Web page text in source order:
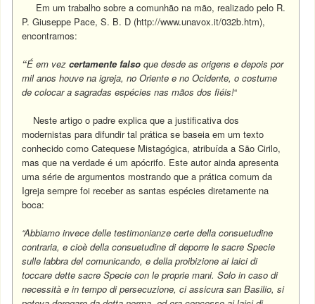
Em um trabalho sobre a comunhão na mão, realizado pelo R.
P. Giuseppe Pace, S. B. D (http://www.unavox.it/032b.htm),
encontramos:
“É em vezcertamente falso que desde as origens e depois por
mil anos houve na igreja, no Oriente e no Ocidente, o costume
de colocar a sagradas espécies nas mãos dos fiéis!“
Neste artigo o padre explica que a justificativa dos
modernistas para difundir tal prática se baseia em um texto
conhecido como Catequese Mistagógica, atribuída a São Cirilo,
mas que na verdade é um apócrifo. Este autor ainda apresenta
uma série de argumentos mostrando que a prática comum da
Igreja sempre foi receber as santas espécies diretamente na
boca:
“Abbiamo invece delle testimonianze certe della consuetudine
contraria, e cioè della consuetudine di deporre le sacre Specie
sulle labbra del comunicando, e della proibizione ai laici di
toccare dette sacre Specie con le proprie mani. Solo in caso di
necessità e in tempo di persecuzione, ci assicura san Basilio, si